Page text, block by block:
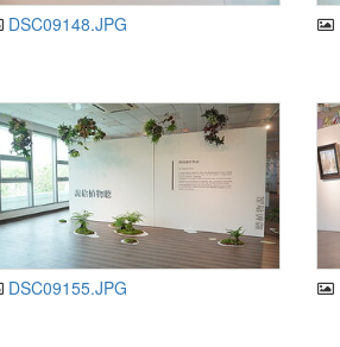
DSC09148.JPG
DSC09155.JPG